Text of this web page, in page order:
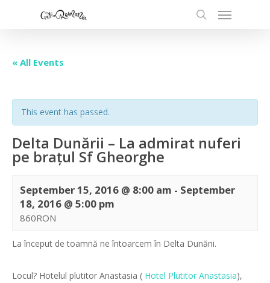
« All Events
This event has passed.
Delta Dunării – La admirat nuferi
pe brațul Sf Gheorghe
September 15, 2016 @ 8:00 am - September
18, 2016 @ 5:00 pm
860RON
La început de toamnă ne întoarcem în Delta Dunării.
Locul? Hotelul plutitor Anastasia ( Hotel Plutitor Anastasia),